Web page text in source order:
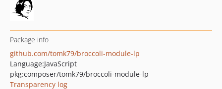
Package info
github.com/tomk79/broccoli-module-lp
Language:JavaScript
pkg:composer/tomk79/broccoli-module-lp
Transparency log